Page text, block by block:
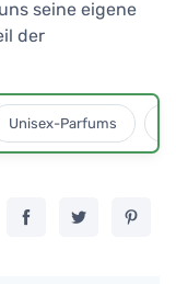
seine eigene
der
Unisex-Parfums